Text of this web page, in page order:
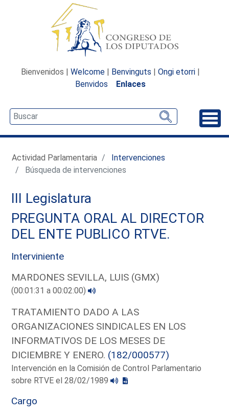
Bienvenidos | Welcome | Benvinguts | Ongi etorri |
Benvidos
Enlaces
Actividad Parlamentaria
Intervenciones
Búsqueda de intervenciones
III Legislatura
PREGUNTA ORAL AL DIRECTOR
DEL ENTE PUBLICO RTVE.
Interviniente
MARDONES SEVILLA, LUIS (GMX)
(00:01:31 a 00:02:00)
TRATAMIENTO DADO A LAS
ORGANIZACIONES SINDICALES EN LOS
INFORMATIVOS DE LOS MESES DE
DICIEMBRE Y ENERO. (182/000577)
Intervención en la Comisión de Control Parlamentario
sobre RTVE el 28/02/1989
Cargo